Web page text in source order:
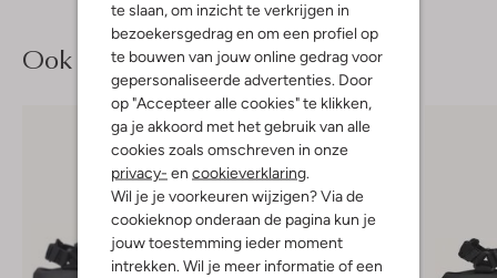
te slaan, om inzicht te verkrijgen in
bezoekersgedrag en om een profiel op
te bouwen van jouw online gedrag voor
gepersonaliseerde advertenties. Door
op "Accepteer alle cookies" te klikken,
ga je akkoord met het gebruik van alle
cookies zoals omschreven in onze
privacy- en cookieverklaring
Wil je je voorkeuren wijzigen? Via de
cookieknop onderaan de pagina kun je
jouw toestemming ieder moment
intrekken. Wil je meer informatie of een
Ook iets voor jou?